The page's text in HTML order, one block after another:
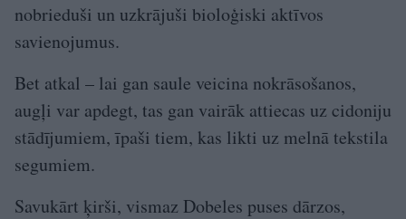
nobrieduši un uzkrājuši bioloģiski aktīvos
savienojumus.
Bet atkal – lai gan saule veicina nokrāsošanos,
augļi var apdegt, tas gan vairāk attiecas uz cidoniju
stādījumiem, īpaši tiem, kas likti uz melnā tekstila
segumiem.
Savukārt ķirši, vismaz Dobeles puses dārzos,